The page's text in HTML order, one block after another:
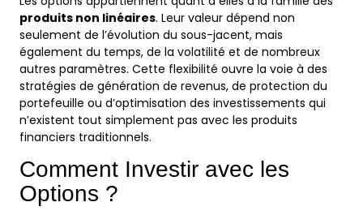
produits non linéaires. Leur valeur dépend non
seulement de l’évolution du sous-jacent, mais
également du temps, de la volatilité et de nombreux
autres paramètres. Cette flexibilité ouvre la voie à des
stratégies de génération de revenus, de protection du
portefeuille ou d’optimisation des investissements qui
n’existent tout simplement pas avec les produits
financiers traditionnels.
Comment Investir avec les
Options ?